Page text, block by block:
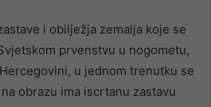
i obilježja zemalja koje se
prvenstvu u nogometu,
u jednom trenutku se
obrazu ima iscrtanu zastavu